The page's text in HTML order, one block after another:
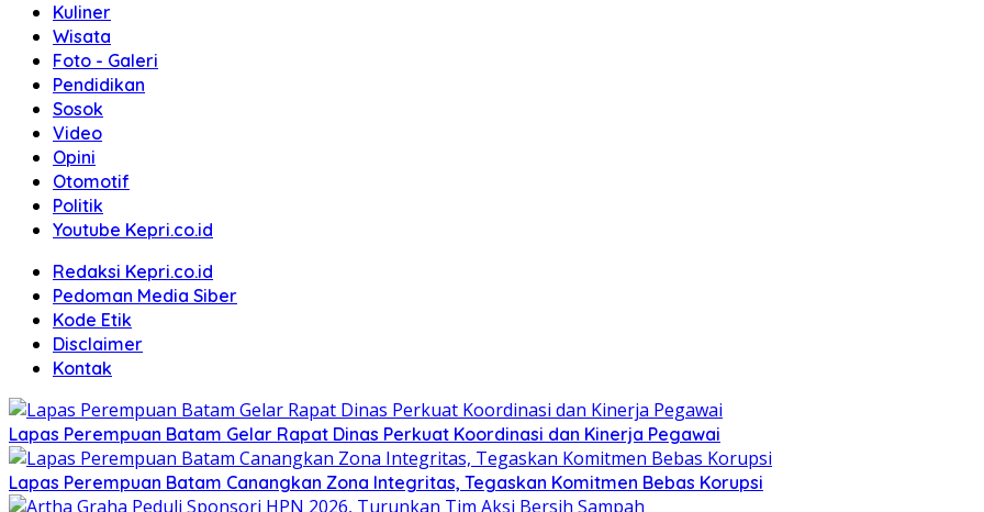
Kuliner
Wisata
Foto - Galeri
Pendidikan
Sosok
Video
Opini
Otomotif
Politik
Youtube Kepri.co.id
Redaksi Kepri.co.id
Pedoman Media Siber
Kode Etik
Disclaimer
Kontak
Lapas Perempuan Batam Gelar Rapat Dinas Perkuat Koordinasi dan Kinerja Pegawai
Lapas Perempuan Batam Canangkan Zona Integritas, Tegaskan Komitmen Bebas Korupsi